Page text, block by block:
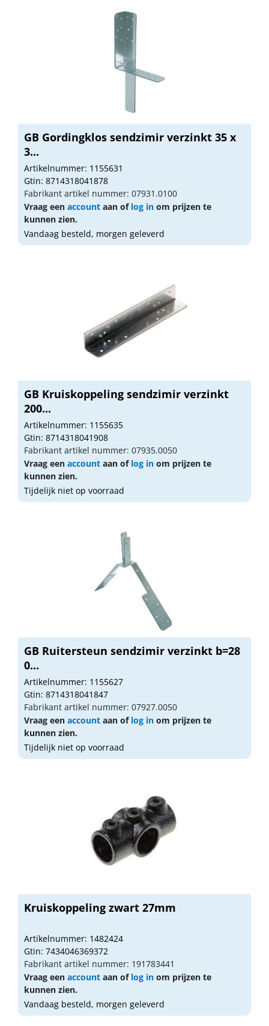
GB Gordingklos sendzimir verzinkt 35 x
3...
Artikelnummer: 1155631
Gtin: 8714318041878
Fabrikant artikel nummer: 07931.0100
Vraag een account aan of log in om prijzen te
kunnen zien.
Vandaag besteld, morgen geleverd
GB Kruiskoppeling sendzimir verzinkt
200...
Artikelnummer: 1155635
Gtin: 8714318041908
Fabrikant artikel nummer: 07935.0050
Vraag een account aan of log in om prijzen te
kunnen zien.
Tijdelijk niet op voorraad
GB Ruitersteun sendzimir verzinkt b=28
0...
Artikelnummer: 1155627
Gtin: 8714318041847
Fabrikant artikel nummer: 07927.0050
Vraag een account aan of log in om prijzen te
kunnen zien.
Tijdelijk niet op voorraad
Kruiskoppeling zwart 27mm
Artikelnummer: 1482424
Gtin: 7434046369372
Fabrikant artikel nummer: 191783441
Vraag een account aan of log in om prijzen te
kunnen zien.
Vandaag besteld, morgen geleverd